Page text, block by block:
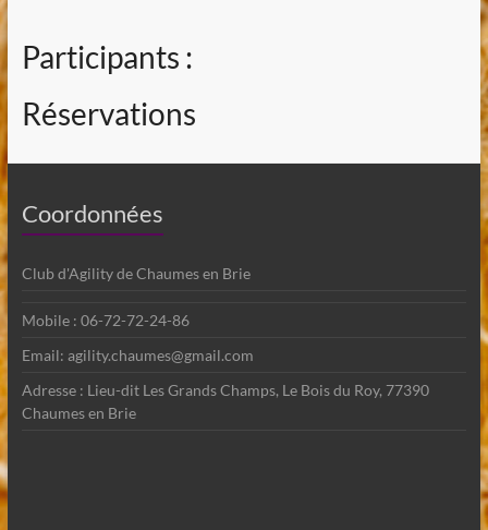
Participants :
Réservations
Coordonnées
Club d'Agility de Chaumes en Brie
Mobile : 06-72-72-24-86
Email: agility.chaumes@gmail.com
Adresse : Lieu-dit Les Grands Champs, Le Bois du Roy, 77390
Chaumes en Brie